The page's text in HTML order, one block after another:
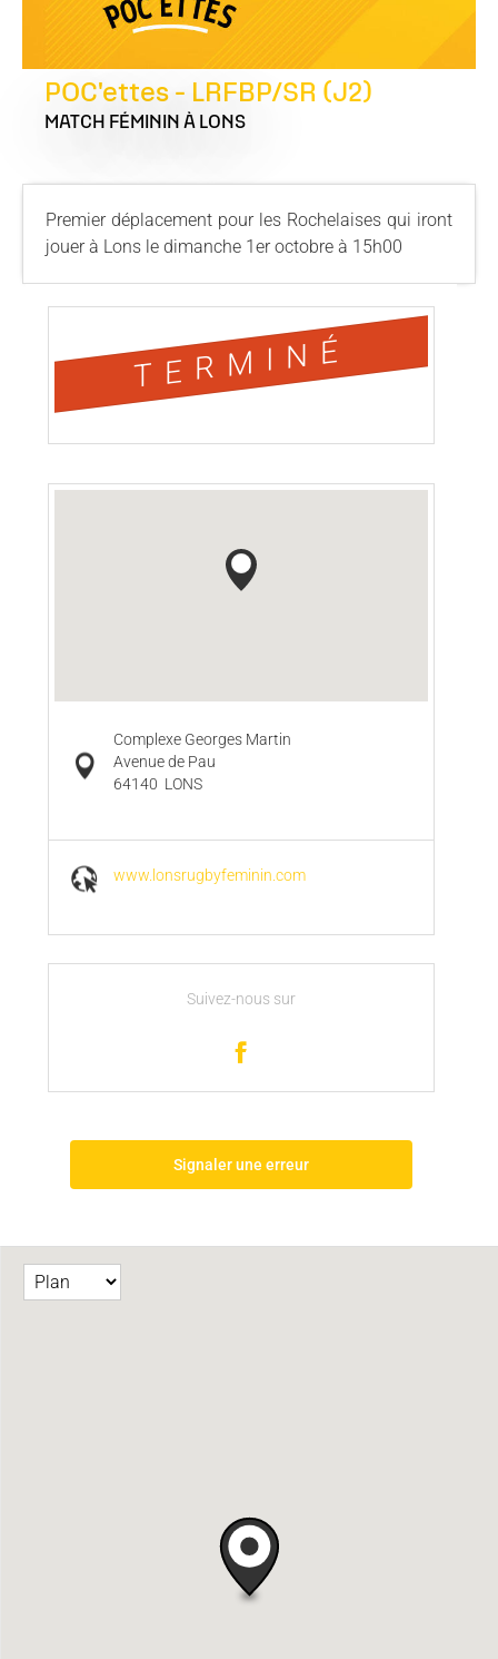
POC'ettes - LRFBP/SR (J2)
MATCH FÉMININ À LONS
Premier déplacement pour les Rochelaises qui iront
jouer à Lons le dimanche 1er octobre à 15h00
TERMINÉ
Complexe Georges Martin
Avenue de Pau
64140 LONS
www.lonsrugbyfeminin.com
Suivez-nous sur
Signaler une erreur